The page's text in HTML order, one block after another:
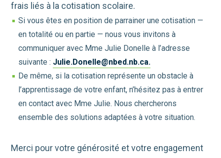
frais liés à la cotisation scolaire.
Si vous êtes en position de parrainer une cotisation —
en totalité ou en partie — nous vous invitons à
communiquer avec Mme Julie Donelle à l’adresse
suivante : Julie.Donelle@nbed.nb.ca.
De même, si la cotisation représente un obstacle à
l’apprentissage de votre enfant, n’hésitez pas à entrer
en contact avec Mme Julie. Nous chercherons
ensemble des solutions adaptées à votre situation.
Merci pour votre générosité et votre engagement